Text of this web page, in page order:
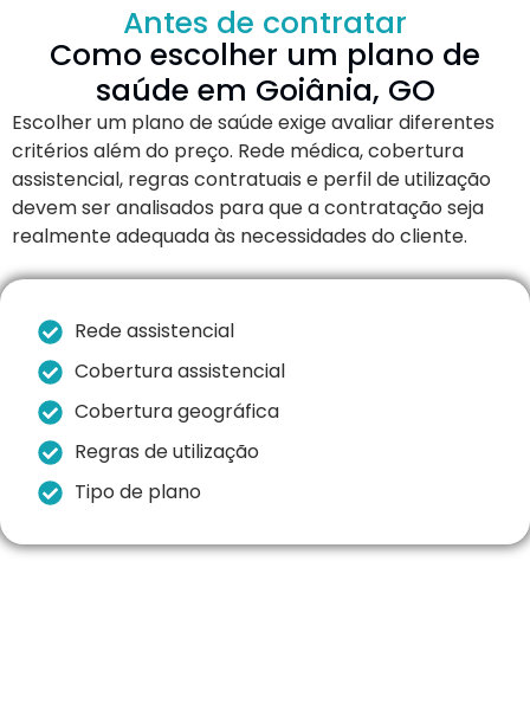
Antes de contratar
Como escolher um plano de
saúde em Goiânia, GO
Escolher um plano de saúde exige avaliar diferentes
critérios além do preço. Rede médica, cobertura
assistencial, regras contratuais e perfil de utilização
devem ser analisados para que a contratação seja
realmente adequada às necessidades do cliente.
Rede assistencial
Cobertura assistencial
Cobertura geográfica
Regras de utilização
Tipo de plano